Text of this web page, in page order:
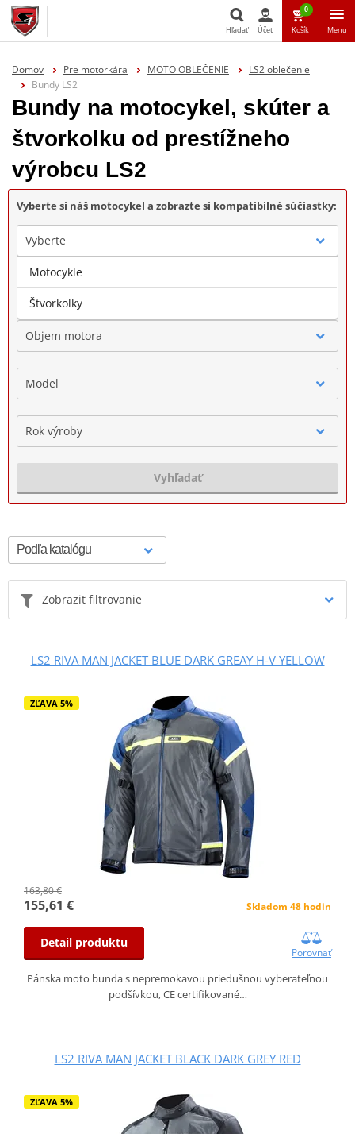
Hľadať
Hľadať Účet
0
Košík Menu
Domov Pre motorkára MOTO OBLEČENIE
LS2 oblečenie
Bundy LS2
Bundy na motocykel, skúter a
štvorkolku od prestížneho
výrobcu LS2
Vyberte si náš motocykel a zobrazte si kompatibilné súčiastky:
Vyberte
Značka
Objem motora
Model
Rok výroby
Vyhľadať
Zobraziť filtrovanie
LS2 RIVA MAN JACKET BLUE DARK GREAY H-V YELLOW
ZĽAVA 5%
163,80 €
155,61 € Skladom 48 hodin
Detail produktu
Porovnať
Pánska moto bunda s nepremokavou priedušnou vyberateľnou
podšívkou, CE certifikované…
LS2 RIVA MAN JACKET BLACK DARK GREY RED
ZĽAVA 5%
Motocykle
Štvorkolky